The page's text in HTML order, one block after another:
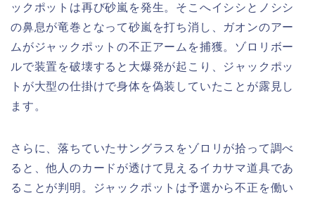
ックポットは再び砂嵐を発生。そこへイシシとノシシ
の鼻息が竜巻となって砂嵐を打ち消し、ガオンのアー
ムがジャックポットの不正アームを捕獲。ゾロリボー
ルで装置を破壊すると大爆発が起こり、ジャックポッ
トが大型の仕掛けで身体を偽装していたことが露見し
ます。
さらに、落ちていたサングラスをゾロリが拾って調べ
ると、他人のカードが透けて見えるイカサマ道具であ
ることが判明。ジャックポットは予選から不正を働い